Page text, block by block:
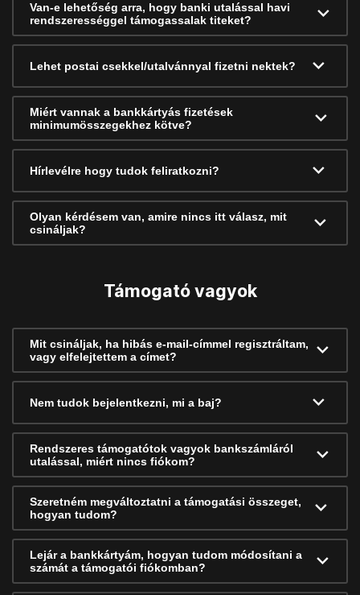
Van-e lehetőség arra, hogy banki utalással havi
rendszerességgel támogassalak titeket?
Lehet postai csekkel/utalvánnyal fizetni nektek?
Miért vannak a bankkártyás fizetések
minimumösszegekhez kötve?
Hírlevélre hogy tudok feliratkozni?
Olyan kérdésem van, amire nincs itt válasz, mit
csináljak?
Támogató vagyok
Mit csináljak, ha hibás e-mail-címmel regisztráltam,
vagy elfelejtettem a címet?
Nem tudok bejelentkezni, mi a baj?
Rendszeres támogatótok vagyok bankszámláról
utalással, miért nincs fiókom?
Szeretném megváltoztatni a támogatási összeget,
hogyan tudom?
Lejár a bankkártyám, hogyan tudom módosítani a
számát a támogatói fiókomban?